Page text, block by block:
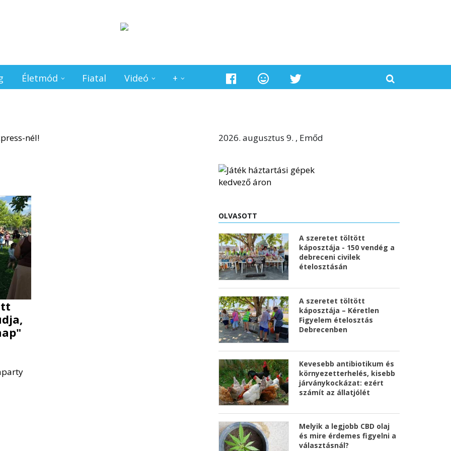
Életmód Fiatal Videó +
2026. augusztus 9. , Emőd
OLVASOTT
A szeretet töltött
káposztája - 150 vendég a
debreceni civilek
ételosztásán
A szeretet töltött
káposztája – Kéretlen
Figyelem ételosztás
Debrecenben
Kevesebb antibiotikum és
környezetterhelés, kisebb
járványkockázat: ezért
számít az állatjólét
Melyik a legjobb CBD olaj
és mire érdemes figyelni a
választásnál?